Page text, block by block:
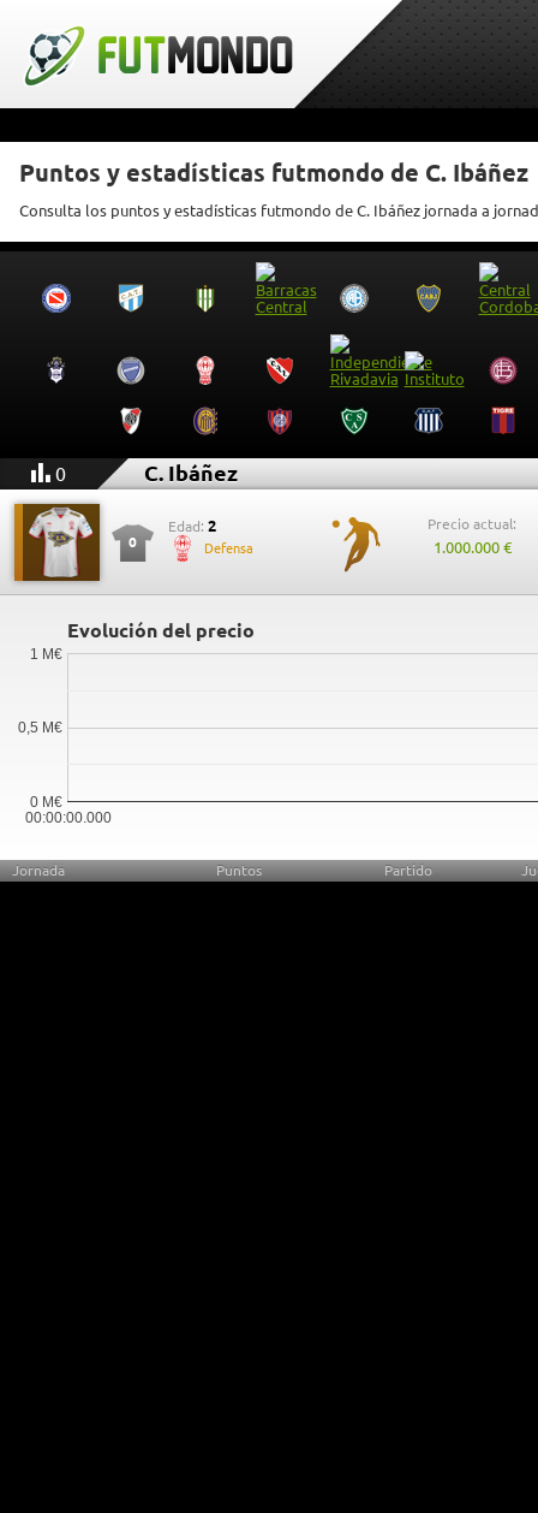
Puntos y estadísticas futmondo de C. Ibáñez
Consulta los puntos y estadísticas futmondo de C. Ibáñez jornada a
0 C. Ibáñez
0
Edad: 2
Defensa
Precio actual:
1.000.000 €
Evolución del precio
00:00:00.000
0 M€
0,5 M€
1 M€
Jornada Puntos Partido